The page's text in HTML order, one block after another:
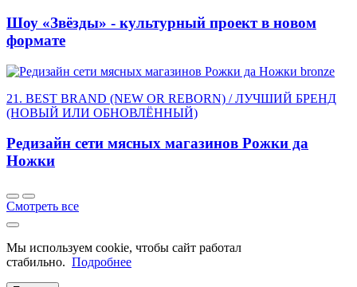
Шоу «Звёзды» - культурный проект в новом
формате
bronze
21. BEST BRAND (NEW OR REBORN) / ЛУЧШИЙ БРЕНД
(НОВЫЙ ИЛИ ОБНОВЛЁННЫЙ)
Редизайн сети мясных магазинов Рожки да
Ножки
Смотреть все
Мы используем cookie, чтобы сайт работал
стабильно. Подробнее